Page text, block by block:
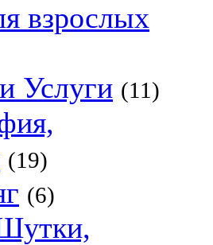
взрослых
Услуги (11)
(19)
(6)